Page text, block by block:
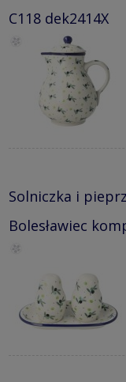
C118 dek2414X
Solniczka i
Bolesławiec